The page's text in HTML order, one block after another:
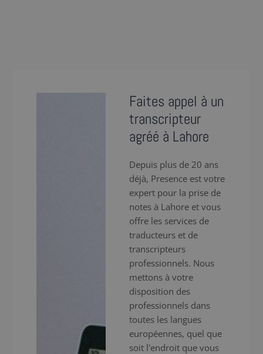
Faites appel à un
transcripteur
agréé à Lahore
Depuis plus de 20 ans
déjà, Presence est votre
expert pour la prise de
notes à Lahore et vous
offre les services de
traducteurs et de
transcripteurs
professionnels. Nous
mettons à votre
disposition des
professionnels dans
toutes les langues
européennes, quel que
soit l'endroit que vous